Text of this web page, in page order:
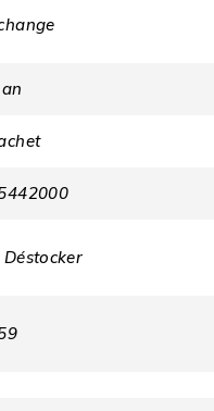
Déstocker